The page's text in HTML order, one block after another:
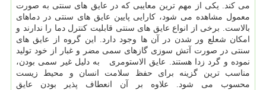
می کند. یکی از مهم ترین معایبی که در عایق های سنتی به صورت
معمول مشاهده می شود، کارایی پایین عایق های سنتی در دماهای
بالاست. برخی از انواع عایق های سنتی قابلیت کنترل دما را ندارند و
امکان شعلع ور شدن در آن ها وجود دارد. این گروه از عایق های
سنتی در صورت آتش سوزی گازهای سمی مضر و غبار از خود تولید
نموده و گرد زدا هستند. عایق الاستومری به دلیل غیر سمی بودن،
مناسب ترین گزینه برای حفظ سلامت انسان و محیط زیست
محسوب می شود. علاوه بر آن انعطاف پذیر بودن عایق